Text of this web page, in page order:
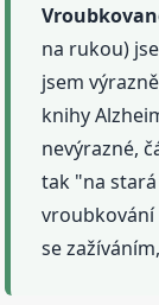
na rukou)
jsem
knihy
nevýrazné,
tak "na
vroubkování
se